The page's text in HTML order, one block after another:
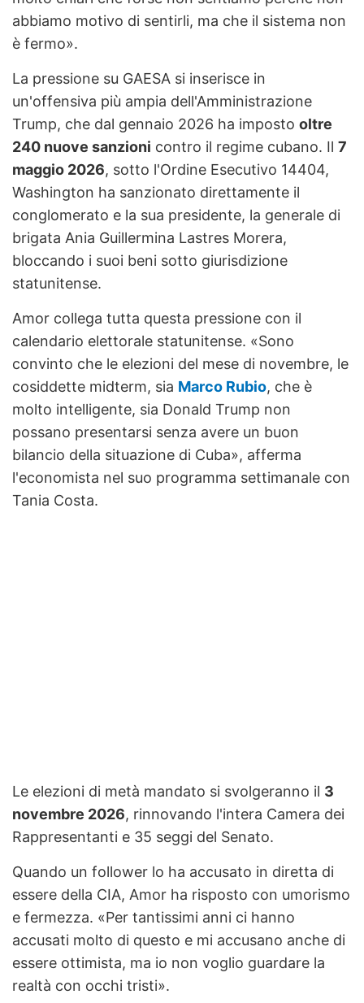
abbiamo motivo di sentirli, ma che il sistema non
è fermo».
La pressione su GAESA si inserisce in
un'offensiva più ampia dell'Amministrazione
Trump, che dal gennaio 2026 ha imposto oltre
240 nuove sanzioni contro il regime cubano. Il 7
maggio 2026, sotto l'Ordine Esecutivo 14404,
Washington ha sanzionato direttamente il
conglomerato e la sua presidente, la generale di
brigata Ania Guillermina Lastres Morera,
bloccando i suoi beni sotto giurisdizione
statunitense.
Amor collega tutta questa pressione con il
calendario elettorale statunitense. «Sono
convinto che le elezioni del mese di novembre, le
cosiddette midterm, sia Marco Rubio, che è
molto intelligente, sia Donald Trump non
possano presentarsi senza avere un buon
bilancio della situazione di Cuba», afferma
l'economista nel suo programma settimanale con
Tania Costa.
Le elezioni di metà mandato si svolgeranno il 3
novembre 2026, rinnovando l'intera Camera dei
Rappresentanti e 35 seggi del Senato.
Quando un follower lo ha accusato in diretta di
essere della CIA, Amor ha risposto con umorismo
e fermezza. «Per tantissimi anni ci hanno
accusati molto di questo e mi accusano anche di
essere ottimista, ma io non voglio guardare la
realtà con occhi tristi».